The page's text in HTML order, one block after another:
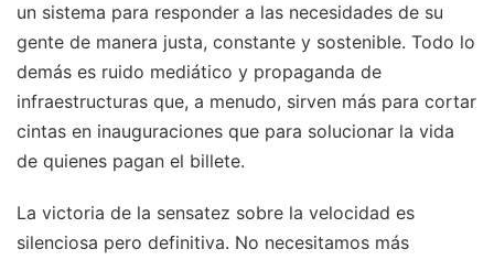
un sistema para responder a las necesidades de su
gente de manera justa, constante y sostenible. Todo lo
demás es ruido mediático y propaganda de
infraestructuras que, a menudo, sirven más para cortar
cintas en inauguraciones que para solucionar la vida
de quienes pagan el billete.
La victoria de la sensatez sobre la velocidad es
silenciosa pero definitiva. No necesitamos más